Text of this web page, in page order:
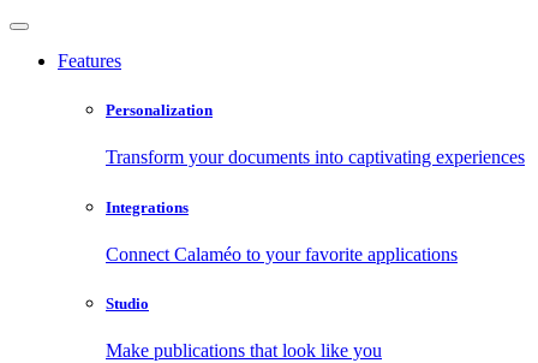
Features
Personalization
Transform your documents into captivating experiences
Integrations
Connect Calaméo to your favorite applications
Studio
Make publications that look like you